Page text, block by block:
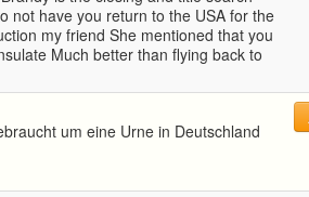
not have you return to the USA for the
my friend She mentioned that you
Much better than flying back to
um eine Urne in Deutschland